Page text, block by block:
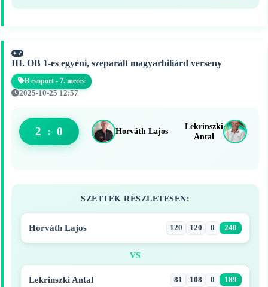
III. OB 1-es egyéni, szeparált magyarbiliárd verseny
B csoport - 7. meccs
2025-10-25 12:57
Horváth Lajos
2 : 0
Lekrinszki
Antal
SZETTEK RÉSZLETESEN:
Horváth Lajos 120 120 0 240
VS
Lekrinszki Antal 81 108 0 189